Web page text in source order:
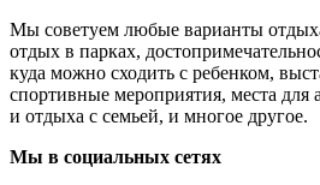
Мы советуем любые варианты
отдых в парках,
куда можно сходить с ребенком,
спортивные мероприятия, места для
и отдыха с семьей, и многое другое.
Мы в социальных сетях